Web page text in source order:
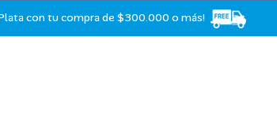
con tu compra de $300.000 o más!